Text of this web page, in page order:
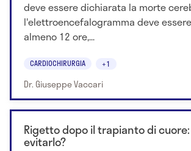
deve essere dichiarata la morte
l'elettroencefalogramma deve
almeno 12 ore,...
CARDIOCHIRURGIA +1
Dr. Giuseppe Vaccari
Rigetto dopo il trapianto di
evitarlo?